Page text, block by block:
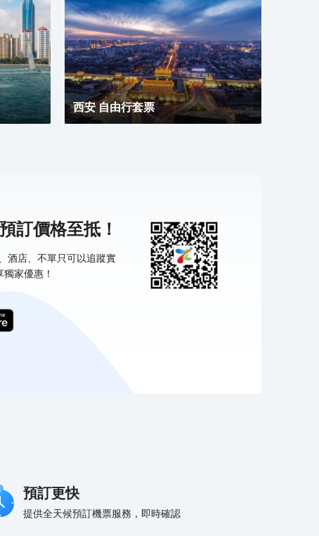
西安 自由行套票
訂價格至抵！
酒店、不單只可以追蹤實
家優惠！
預訂更快
提供全天候預訂機票服務，即時確認